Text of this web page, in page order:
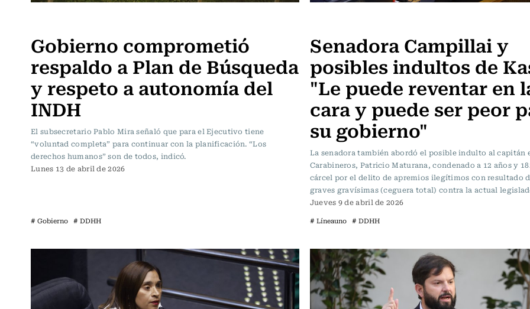
Gobierno comprometió
respaldo a Plan de Búsqueda
y respeto a autonomía del
INDH
El subsecretario Pablo Mira señaló que para el Ejecutivo tiene
“voluntad completa” para continuar con la planificación. “Los
derechos humanos” son de todos, indicó.
Lunes 13 de abril de 2026
# Gobierno # DDHH
Senadora Campillai y
posibles indultos de
"Le puede reventar en
cara y puede ser peor
su gobierno"
La senadora también abordó el posible indulto al capitán
Carabineros, Patricio Maturana, condenado a 12 años y
cárcel por el delito de apremios ilegítimos con resultado
graves gravísimas (ceguera total) contra la actual
Jueves 9 de abril de 2026
# Líneauno # DDHH